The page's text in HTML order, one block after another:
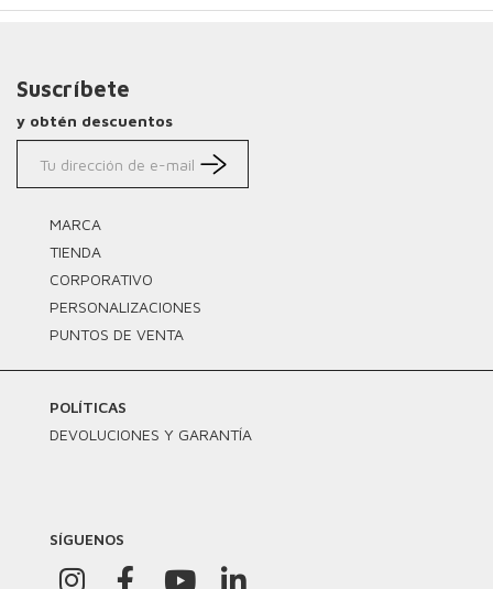
Suscríbete
y obtén descuentos
MARCA
TIENDA
CORPORATIVO
PERSONALIZACIONES
PUNTOS DE VENTA
POLÍTICAS
DEVOLUCIONES Y GARANTÍA
SÍGUENOS